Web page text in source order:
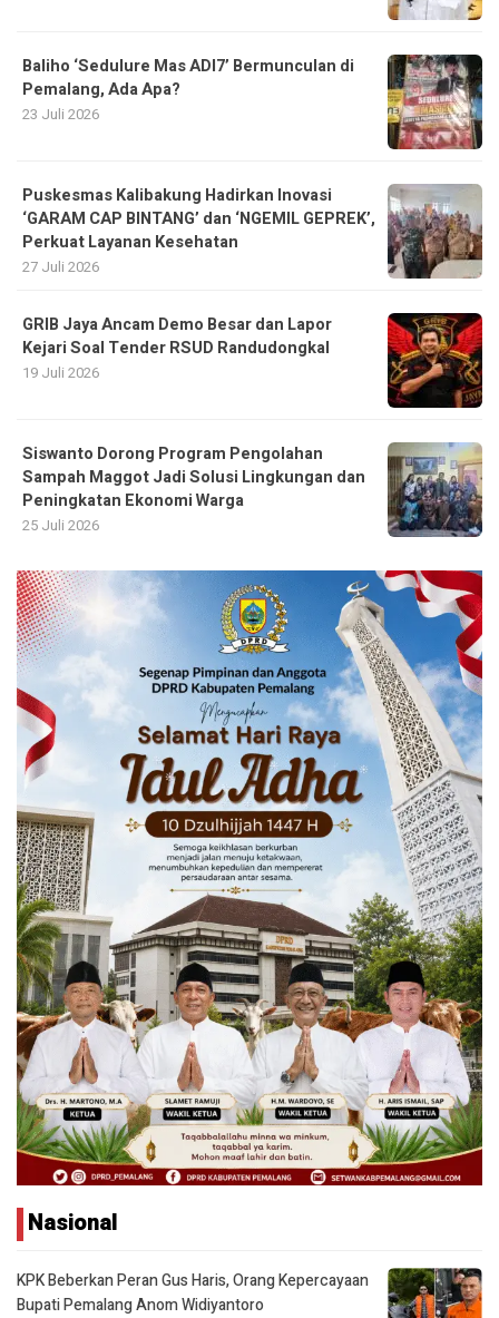
Baliho ‘Sedulure Mas ADI7’ Bermunculan di
Pemalang, Ada Apa?
23 Juli 2026
Puskesmas Kalibakung Hadirkan Inovasi
‘GARAM CAP BINTANG’ dan ‘NGEMIL GEPREK’,
Perkuat Layanan Kesehatan
27 Juli 2026
GRIB Jaya Ancam Demo Besar dan Lapor
Kejari Soal Tender RSUD Randudongkal
19 Juli 2026
Siswanto Dorong Program Pengolahan
Sampah Maggot Jadi Solusi Lingkungan dan
Peningkatan Ekonomi Warga
25 Juli 2026
Nasional
KPK Beberkan Peran Gus Haris, Orang Kepercayaan
Bupati Pemalang Anom Widiyantoro